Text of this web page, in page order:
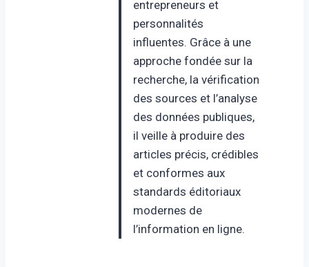
entrepreneurs et
personnalités
influentes. Grâce à une
approche fondée sur la
recherche, la vérification
des sources et l’analyse
des données publiques,
il veille à produire des
articles précis, crédibles
et conformes aux
standards éditoriaux
modernes de
l’information en ligne.